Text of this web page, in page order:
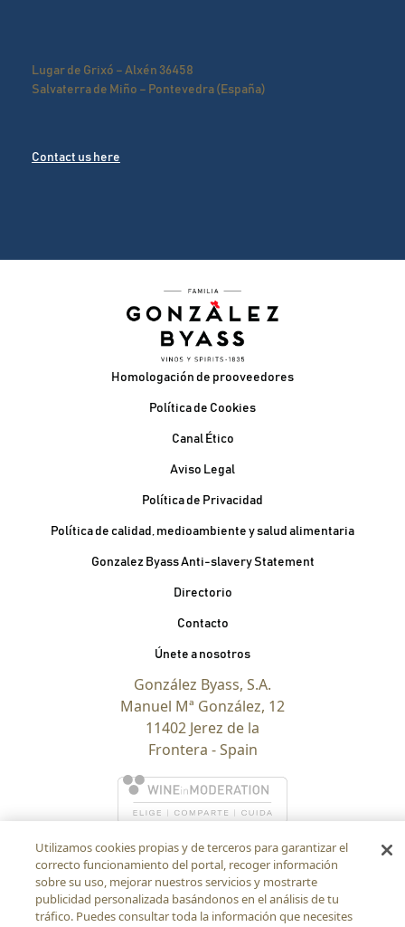
Lugar de Grixó – Alxén 36458
Salvaterra de Miño – Pontevedra (España)
Contact us here
Pie de páginaHomologación de prooveedores
Política de Cookies
Canal Ético
Aviso Legal
Política de Privacidad
Política de calidad, medioambiente y salud alimentaria
Gonzalez Byass Anti-slavery Statement
Contacto Pie de página
Directorio
Contacto
Únete a nosotros
González Byass, S.A.
Manuel Mª González, 12
11402 Jerez de la
Frontera - Spain
Utilizamos cookies propias y de terceros para garantizar el
correcto funcionamiento del portal, recoger información
sobre su uso, mejorar nuestros servicios y mostrarte
publicidad personalizada basándonos en el análisis de tu
tráfico. Puedes consultar toda la información que necesites